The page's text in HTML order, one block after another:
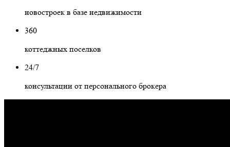
новостроек в базе недвижимости
360
коттеджных поселков
24/7
консультации от персонального брокера